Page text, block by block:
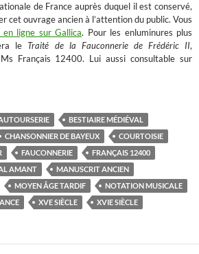
de France auprès duquel il est conservé,
cet ouvrage ancien à l’attention du public. Vous
en ligne sur Gallica. Pour les enluminures plus
leTraité de la Fauconnerie de Frédéric II,
Français 12400. Lui aussi consultable sur
BESTIAIRE MÉDIÉVAL
CHANSONNIER DE BAYEUX
COURTOISIE
FAUCONNERIE
FRANÇAIS 12400
AMANT
MANUSCRIT ANCIEN
MOYEN ÂGE TARDIF
NOTATION MUSICALE
XVE SIÈCLE XVIE SIÈCLE